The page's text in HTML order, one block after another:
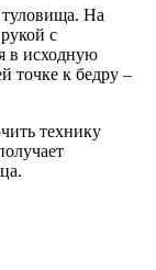
На
с
в исходную
точке к бедру –
технику